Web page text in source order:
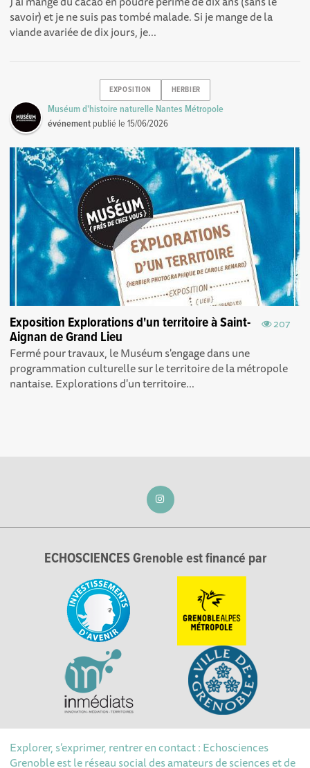
savoir) et je ne suis pas tombé malade. Si je mange de la
viande avariée de dix jours, je...
EXPOSITION HERBIER
Muséum d'histoire naturelle Nantes Métropole
événement publié le15/06/2026
207
Exposition Explorations d'un territoire à Saint-
Aignan de Grand Lieu
Fermé pour travaux, le Muséum s'engage dans une
programmation culturelle sur le territoire de la métropole
nantaise. Explorations d'un territoire...
ECHOSCIENCES Grenoble est financé par
Explorer, s’exprimer, rentrer en contact : Echosciences
Grenoble est le réseau social des amateurs de sciences et de